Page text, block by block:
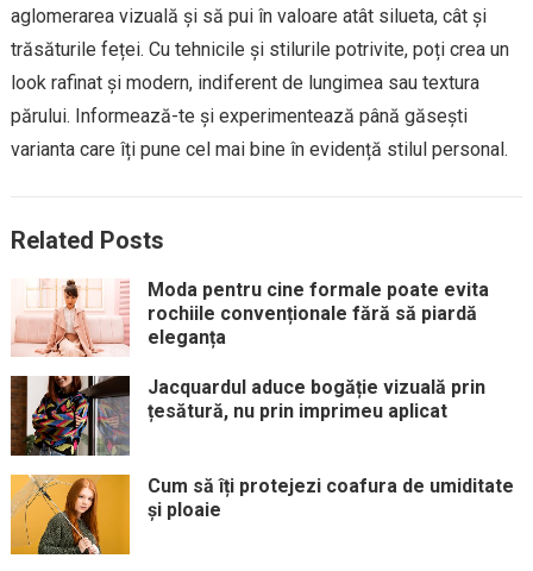
aglomerarea vizuală și să pui în valoare atât silueta, cât și
trăsăturile feței. Cu tehnicile și stilurile potrivite, poți crea un
look rafinat și modern, indiferent de lungimea sau textura
părului. Informează-te și experimentează până găsești
varianta care îți pune cel mai bine în evidență stilul personal.
Related Posts
Moda pentru cine formale poate evita
rochiile convenționale fără să piardă
eleganța
Jacquardul aduce bogăție vizuală prin
țesătură, nu prin imprimeu aplicat
Cum să îți protejezi coafura de umiditate
și ploaie